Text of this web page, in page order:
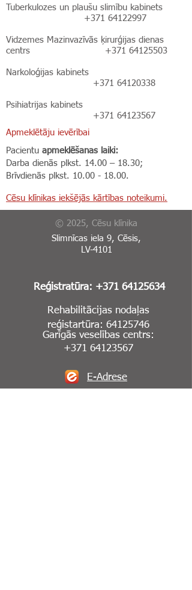
Tuberkulozes un plaušu slimību kabinets
+371 64122997
Vidzemes Mazinvazīvās ķirurģijas dienas
centrs +371 64125503
Narkoloģijas kabinets
+371 64120338
Psihiatrijas kabinets
+371 64123567
Apmeklētāju ievērībai
Pacientu apmeklēšanas laiki:
Darba dienās plkst. 14.00 – 18.30;
Brīvdienās plkst. 10.00 - 18.00.
Cēsu klīnikas iekšējās kārtības noteikumi.
© 2025, Cēsu klīnika
Slimnīcas iela 9, Cēsis,
LV-4101
Reģistratūra: +371 64125634
Rehabilitācijas nodaļas
reģistartūra: 64125746
Garīgās veselības centrs:
+371 64123567
E-Adrese